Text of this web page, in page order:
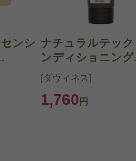
ンシ ナチュラルテッ
ンディショニング
[ダヴィネス]
1,760 円